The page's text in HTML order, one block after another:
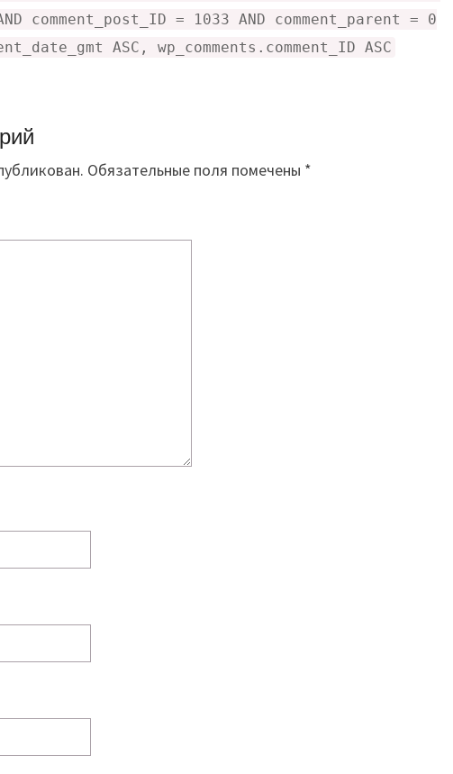
comment_post_ID = 1033 AND comment_parent = 0
ASC, wp_comments.comment_ID ASC
Обязательные поля помечены *